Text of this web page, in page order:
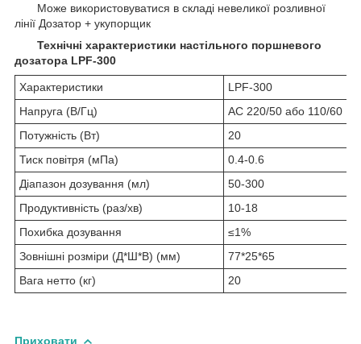
Може використовуватися в складі невеликої розливної
лінії Дозатор + укупорщик
Технічні характеристики настільного поршневого
дозатора LPF-300
Характеристики
LPF-300
Напруга (В/Гц)
AC 220/50 або 110/60
Потужність (Вт)
20
Тиск повітря (мПа)
0.4-0.6
Діапазон дозування (мл)
50-300
Продуктивність (раз/хв)
10-18
Похибка дозування
≤1%
Зовнішні розміри (Д*Ш*В) (мм)
77*25*65
Вага нетто (кг)
20
Приховати